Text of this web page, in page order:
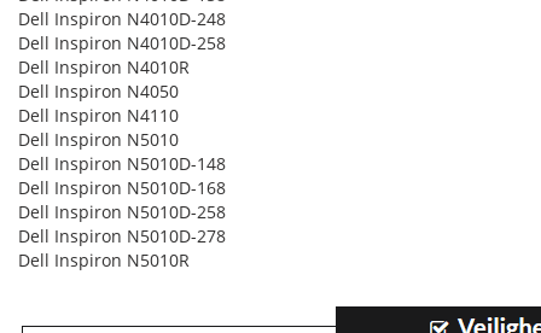
Dell Inspiron N4010D-248
Dell Inspiron N4010D-258
Dell Inspiron N4010R
Dell Inspiron N4050
Dell Inspiron N4110
Dell Inspiron N5010
Dell Inspiron N5010D-148
Dell Inspiron N5010D-168
Dell Inspiron N5010D-258
Dell Inspiron N5010D-278
Dell Inspiron N5010R